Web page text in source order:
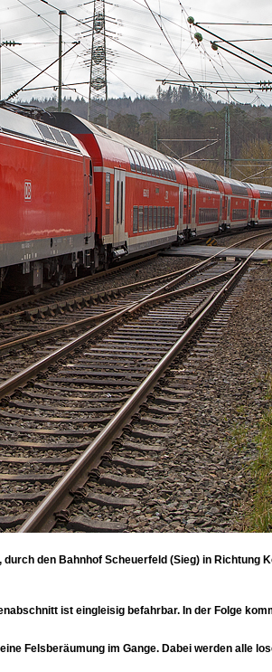
den Bahnhof Scheuerfeld (Sieg) in Richtung
ist eingleisig befahrbar. In der Folge
Felsberäumung im Gange. Dabei werden alle